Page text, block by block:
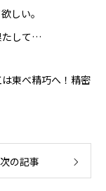
製品紹介
しい。
たして…
東べ精巧へ！精密
次の記事